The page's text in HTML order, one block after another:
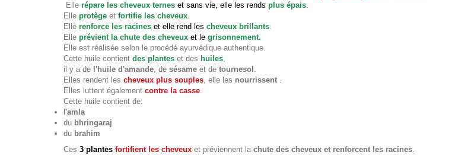
Elle répare les cheveux ternes et sans vie, elle les rends plus épais.
Elle protège et fortifie les cheveux.
Elle renforce les racines et elle rend les cheveux brillants.
Elle prévient la chute des cheveux et le grisonnement.
Elle est réalisée selon le procédé ayurvédique authentique.
Cette huile contient des plantes et des huiles,
il y a de l'huile d'amande, de sésame et de tournesol .
Elles rendent les cheveux plus souples, elle les nourrissent .
Elles luttent également contre la casse.
Cette huile contient de:
'amla
du bhringaraj
du brahim
Ces 3 plantes fortifient les cheveux et préviennent la chute des cheveux et renforcent les racines.